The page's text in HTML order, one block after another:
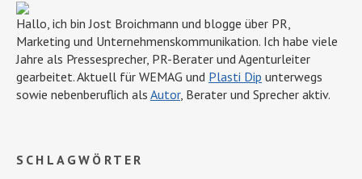
Hallo, ich bin Jost Broichmann und blogge über PR,
Marketing und Unternehmens­kommunikation. Ich habe viele
Jahre als Pressesprecher, PR-Berater und Agenturleiter
gearbeitet. Aktuell für WEMAG und Plasti Dip unterwegs
sowie nebenberuflich als Autor, Berater und Sprecher aktiv.
SCHLAGWÖRTER